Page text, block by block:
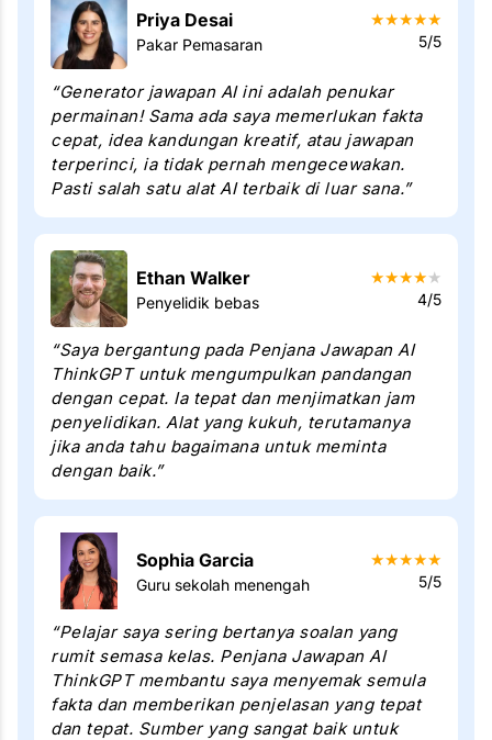
Priya Desai
Pakar Pemasaran
★★★★★
5/5
“Generator jawapan AI ini adalah penukar
permainan! Sama ada saya memerlukan fakta
cepat, idea kandungan kreatif, atau jawapan
terperinci, ia tidak pernah mengecewakan.
Pasti salah satu alat AI terbaik di luar sana.”
Ethan Walker
Penyelidik bebas
★★★★★
4/5
“Saya bergantung pada Penjana Jawapan AI
ThinkGPT untuk mengumpulkan pandangan
dengan cepat. Ia tepat dan menjimatkan jam
penyelidikan. Alat yang kukuh, terutamanya
jika anda tahu bagaimana untuk meminta
dengan baik.”
Sophia Garcia
Guru sekolah menengah
★★★★★
5/5
“Pelajar saya sering bertanya soalan yang
rumit semasa kelas. Penjana Jawapan AI
ThinkGPT membantu saya menyemak semula
fakta dan memberikan penjelasan yang tepat
dan tepat. Sumber yang sangat baik untuk